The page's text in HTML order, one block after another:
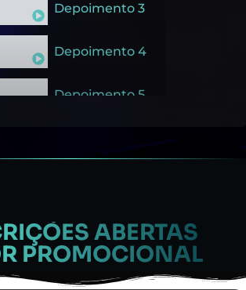
Depoimento 3
Depoimento 4
Depoimento 5
ABERTAS
PROMOCIONAL